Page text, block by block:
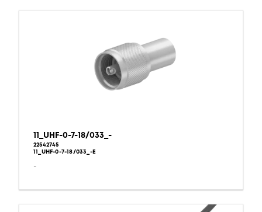
11_UHF-0-7-18/033_-
22542745
11_UHF-0-7-18/033_-E
-